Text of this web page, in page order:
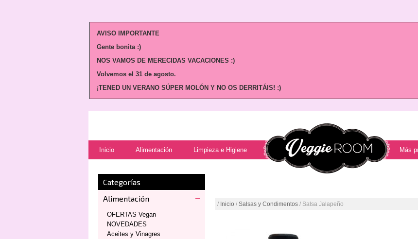
AVISO IMPORTANTE
Gente bonita :)
NOS VAMOS DE MERECIDAS VACACIONES :)
Volvemos el 31 de agosto.
¡TENED UN VERANO SÚPER MOLÓN Y NO OS DERRITÁIS! :)
Inicio Alimentación Limpieza e Higiene Más
Categorías
Alimentación
OFERTAS Vegan
NOVEDADES
Aceites y Vinagres
/ Inicio / Salsas y Condimentos / Salsa Jalapeño